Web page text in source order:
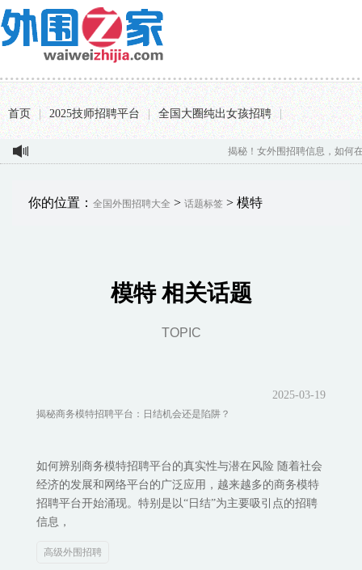
首页 | 2025技师招聘平台 | 全国大圈纯出女孩招聘 |
揭秘！女外围招聘信息，如何在
你的位置： 全国外围招聘大全 > 话题标签 > 模特
模特 相关话题
TOPIC
揭秘商务模特招聘平台：日结机会还是陷阱？
2025-03-19
如何辨别商务模特招聘平台的真实性与潜在风险 随着社会
经济的发展和网络平台的广泛应用，越来越多的商务模特
招聘平台开始涌现。特别是以“日结”为主要吸引点的招聘
信息，
高级外围招聘